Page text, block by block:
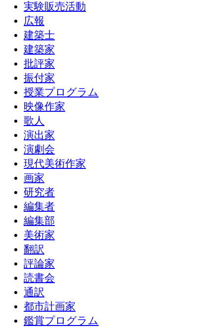
実験販売活動
広報
建築士
建築家
批評家
振付家
授業プログラム
映像作家
歌人
演出家
演劇会
現代美術作家
画家
研究者
編集者
編集部
美術家
翻訳
評論家
読書会
通訳
都市計画家
鑑賞プログラム